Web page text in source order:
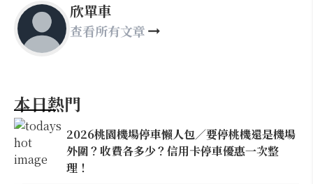
欣單車
查看所有文章
本日熱門
2026桃園機場停車懶人包／要停桃機還是機場
外圍？收費各多少？信用卡停車優惠一次整
理！